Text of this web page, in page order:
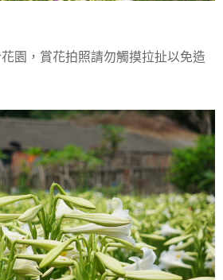
園，賞花拍照請勿觸摸拉扯以免造